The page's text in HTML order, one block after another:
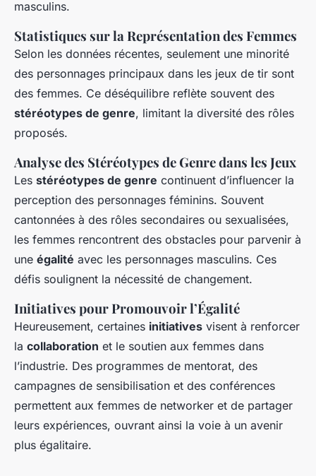
masculins.
Statistiques sur la Représentation des Femmes
Selon les données récentes, seulement une minorité
des personnages principaux dans les jeux de tir sont
des femmes. Ce déséquilibre reflète souvent des
stéréotypes de genre, limitant la diversité des rôles
proposés.
Analyse des Stéréotypes de Genre dans les Jeux
Les stéréotypes de genre continuent d’influencer la
perception des personnages féminins. Souvent
cantonnées à des rôles secondaires ou sexualisées,
les femmes rencontrent des obstacles pour parvenir à
une égalité avec les personnages masculins. Ces
défis soulignent la nécessité de changement.
Initiatives pour Promouvoir l’Égalité
Heureusement, certaines initiatives visent à renforcer
la collaboration et le soutien aux femmes dans
l’industrie. Des programmes de mentorat, des
campagnes de sensibilisation et des conférences
permettent aux femmes de networker et de partager
leurs expériences, ouvrant ainsi la voie à un avenir
plus égalitaire.